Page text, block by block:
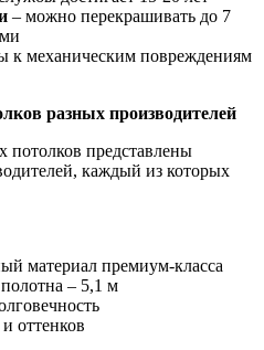
– можно перекрашивать до 7
к механическим повреждениям
разных производителей
представлены
каждый из которых
материал премиум-класса
– 5,1 м
оттенков